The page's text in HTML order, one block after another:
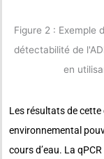
Figure 2 : Exemple
détectabilité de
en
Les résultats de cette
environnemental
cours d’eau. La